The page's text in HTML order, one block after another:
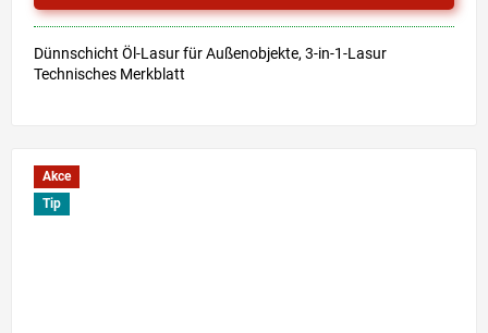
Sternen.
Dünnschicht Öl-Lasur für Außenobjekte, 3-in-1-Lasur
Technisches Merkblatt
Akce
Tip